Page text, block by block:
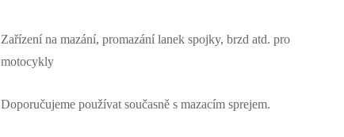
Zařízení na mazání, promazání lanek spojky, brzd atd. pro
motocykly
Doporučujeme používat současně s mazacím sprejem.